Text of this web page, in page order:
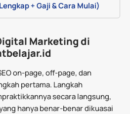
+ Gaji & Cara Mulai)
Marketing di
on-page, off-page, dan
pertama. Langkah
secara langsung,
hanya benar-benar dikuasai